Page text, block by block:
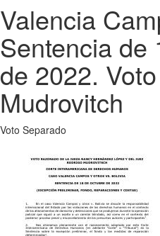
Valencia
Sentencia de
de 2022.
Mudrovitch
Voto Separado